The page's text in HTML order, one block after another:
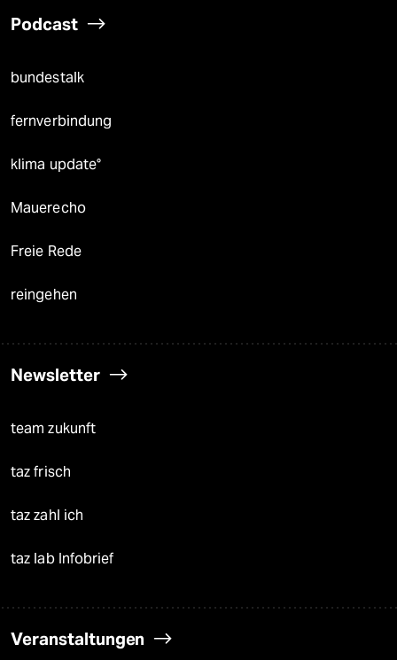
Podcast
bundestalk
fernverbindung
klima update°
Mauerecho
Freie Rede
reingehen
Newsletter
team zukunft
taz frisch
taz zahl ich
taz lab Infobrief
Veranstaltungen